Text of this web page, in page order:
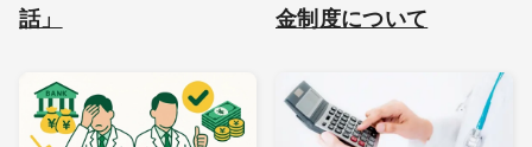
話」
金制度について